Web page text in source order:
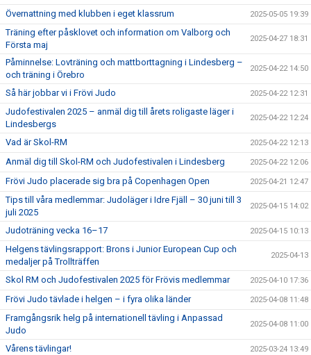
Övernattning med klubben i eget klassrum 2025-05-05 19:39
Träning efter påsklovet och information om Valborg och
Första maj
2025-04-27 18:31
Påminnelse: Lovträning och mattborttagning i Lindesberg –
och träning i Örebro
2025-04-22 14:50
Så här jobbar vi i Frövi Judo 2025-04-22 12:31
Judofestivalen 2025 – anmäl dig till årets roligaste läger i
Lindesbergs
2025-04-22 12:24
Vad är Skol-RM 2025-04-22 12:13
Anmäl dig till Skol-RM och Judofestivalen i Lindesberg 2025-04-22 12:06
Frövi Judo placerade sig bra på Copenhagen Open 2025-04-21 12:47
Tips till våra medlemmar: Judoläger i Idre Fjäll – 30 juni till 3
juli 2025
2025-04-15 14:02
Judoträning vecka 16–17 2025-04-15 10:13
Helgens tävlingsrapport: Brons i Junior European Cup och
medaljer på Trollträffen
2025-04-13
Skol RM och Judofestivalen 2025 för Frövis medlemmar 2025-04-10 17:36
Frövi Judo tävlade i helgen – i fyra olika länder 2025-04-08 11:48
Framgångsrik helg på internationell tävling i Anpassad
Judo
2025-04-08 11:00
Vårens tävlingar! 2025-03-24 13:49